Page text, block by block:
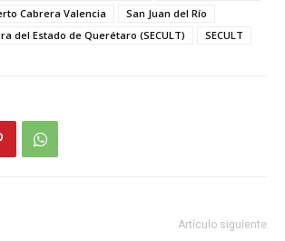
Cabrera Valencia
San Juan del Río
del Estado de Querétaro (SECULT)
SECULT
Artículo siguiente